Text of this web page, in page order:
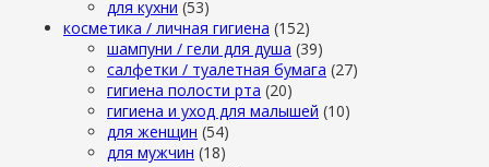
для кухни (53)
косметика / личная гигиена (152)
шампуни / гели для душа (39)
салфетки / туалетная бумага (27)
гигиена полости рта (20)
гигиена и уход для малышей (10)
для женщин (54)
для мужчин (18)